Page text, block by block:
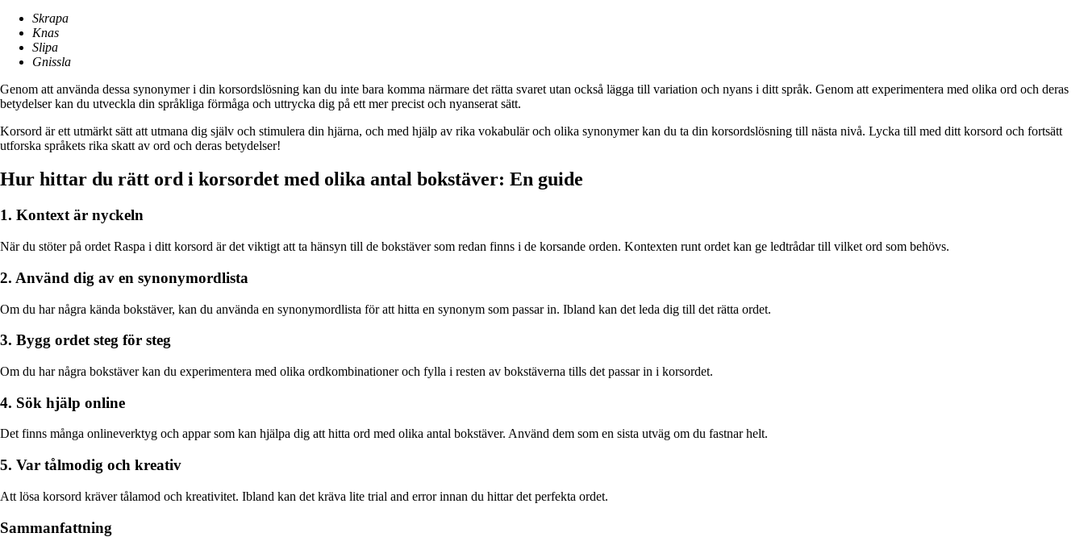
Skrapa
Knas
Slipa
Gnissla
Genom att använda dessa synonymer i din korsordslösning kan du inte bara komma närmare det rätta svaret utan också lägga till variation och nyans i ditt språk. Genom att experimentera med olika ord och deras
betydelser kan du utveckla din språkliga förmåga och uttrycka dig på ett mer precist och nyanserat sätt.
Korsord är ett utmärkt sätt att utmana dig själv och stimulera din hjärna, och med hjälp av rika vokabulär och olika synonymer kan du ta din korsordslösning till nästa nivå. Lycka till med ditt korsord och fortsätt
utforska språkets rika skatt av ord och deras betydelser!
Hur hittar du rätt ord i korsordet med olika antal bokstäver: En guide
1. Kontext är nyckeln
När du stöter på ordet Raspa i ditt korsord är det viktigt att ta hänsyn till de bokstäver som redan finns i de korsande orden. Kontexten runt ordet kan ge ledtrådar till vilket ord som behövs.
2. Använd dig av en synonymordlista
Om du har några kända bokstäver, kan du använda en synonymordlista för att hitta en synonym som passar in. Ibland kan det leda dig till det rätta ordet.
3. Bygg ordet steg för steg
Om du har några bokstäver kan du experimentera med olika ordkombinationer och fylla i resten av bokstäverna tills det passar in i korsordet.
4. Sök hjälp online
Det finns många onlineverktyg och appar som kan hjälpa dig att hitta ord med olika antal bokstäver. Använd dem som en sista utväg om du fastnar helt.
5. Var tålmodig och kreativ
Att lösa korsord kräver tålamod och kreativitet. Ibland kan det kräva lite trial and error innan du hittar det perfekta ordet.
Sammanfattning